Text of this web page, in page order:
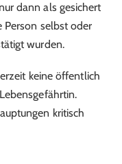
dann als gesichert
Person selbst oder
wurden.
keine öffentlich
kritisch